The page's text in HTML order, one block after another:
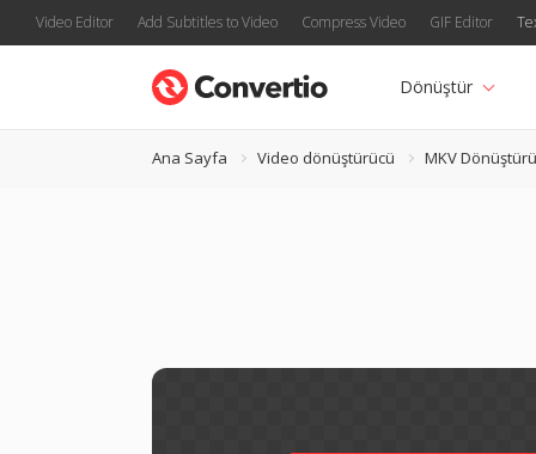
Video Editor Add Subtitles to Video Compress Video GIF Editor
Dönüştür
Ana Sayfa Video dönüştürücü MKV